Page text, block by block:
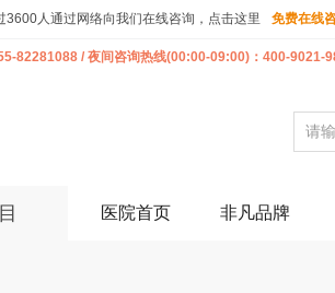
3600人通过网络向我们在线咨询，点击这里 免费在线
82281088 / 夜间咨询热线(00:00-09:00)：400-9021-
医院首页 非凡品牌